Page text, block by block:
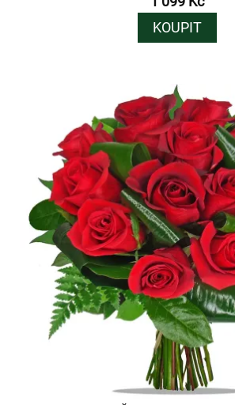
KOUPIT